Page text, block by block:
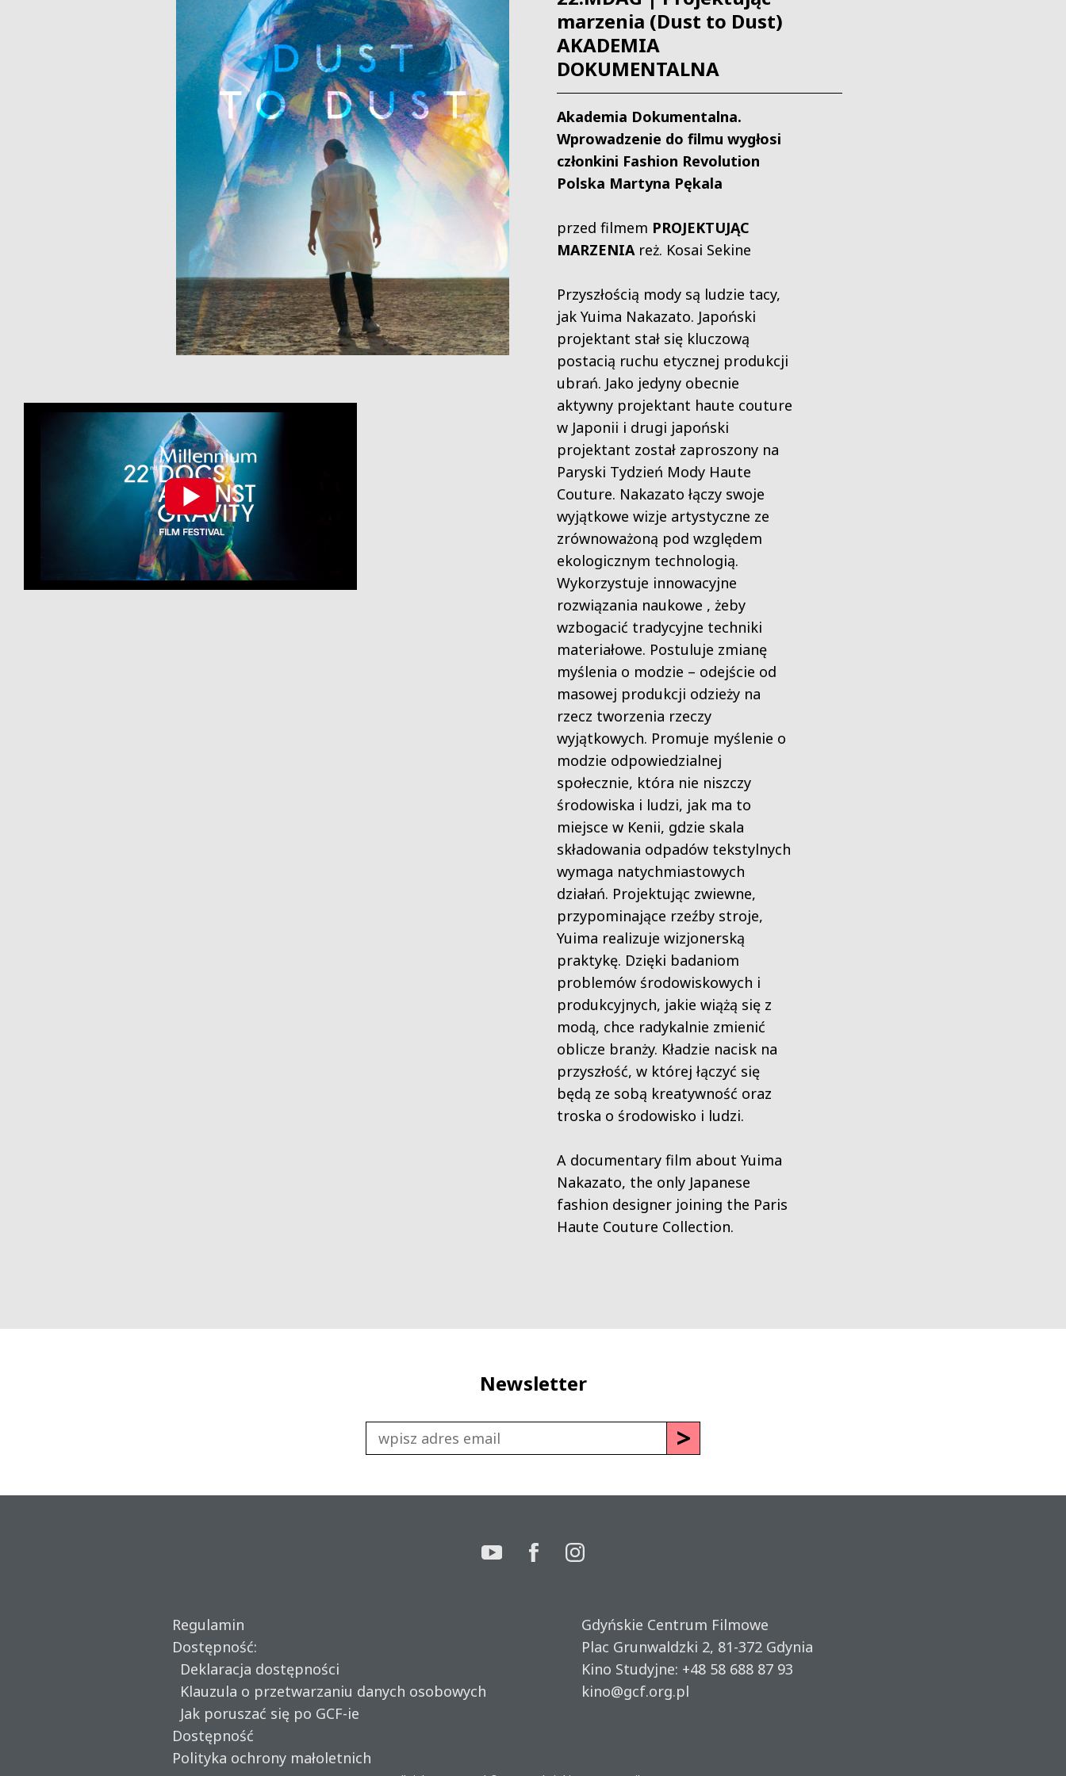
marzenia (Dust to Dust)
AKADEMIA
DOKUMENTALNA
Akademia Dokumentalna.
Wprowadzenie do filmu wygłosi
członkini Fashion Revolution
Polska Martyna Pękala
przed filmem PROJEKTUJĄC
MARZENIAreż. Kosai Sekine
Przyszłością mody są ludzie tacy,
jak Yuima Nakazato. Japoński
projektant stał się kluczową
postacią ruchu etycznej produkcji
ubrań. Jako jedyny obecnie
aktywny projektant haute couture
w Japonii i drugi japoński
projektant został zaproszony na
Paryski Tydzień Mody Haute
Couture. Nakazato łączy swoje
wyjątkowe wizje artystyczne ze
zrównoważoną pod względem
ekologicznym technologią.
Wykorzystuje innowacyjne
rozwiązania naukowe , żeby
wzbogacić tradycyjne techniki
materiałowe. Postuluje zmianę
myślenia o modzie – odejście od
masowej produkcji odzieży na
rzecz tworzenia rzeczy
wyjątkowych. Promuje myślenie o
modzie odpowiedzialnej
społecznie, która nie niszczy
środowiska i ludzi, jak ma to
miejsce w Kenii, gdzie skala
składowania odpadów tekstylnych
wymaga natychmiastowych
działań. Projektując zwiewne,
przypominające rzeźby stroje,
Yuima realizuje wizjonerską
praktykę. Dzięki badaniom
problemów środowiskowych i
produkcyjnych, jakie wiążą się z
modą, chce radykalnie zmienić
oblicze branży. Kładzie nacisk na
przyszłość, w której łączyć się
będą ze sobą kreatywność oraz
troska o środowisko i ludzi.
A documentary film about Yuima
Nakazato, the only Japanese
fashion designer joining the Paris
Haute Couture Collection.
Newsletter
Regulamin
Dostępność:
Deklaracja dostępności
Klauzula o przetwarzaniu danych osobowych
Jak poruszać się po GCF-ie
Dostępność
Polityka ochrony małoletnich
Gdyńskie Centrum Filmowe
Plac Grunwaldzki 2, 81-372 Gdynia
Kino Studyjne: +48 58 688 87 93
kino@gcf.org.pl